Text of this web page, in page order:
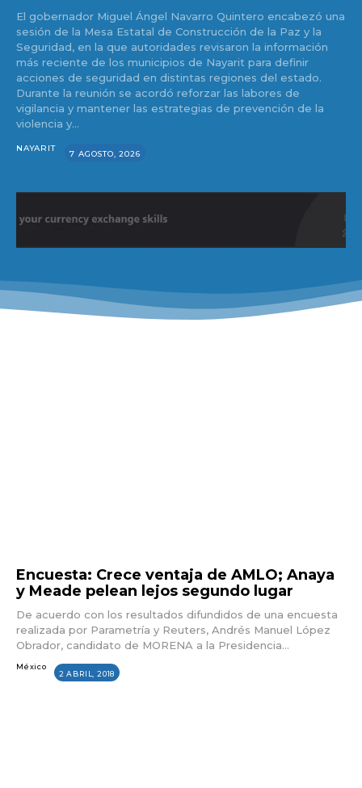
El gobernador Miguel Ángel Navarro Quintero encabezó una
sesión de la Mesa Estatal de Construcción de la Paz y la
Seguridad, en la que autoridades revisaron la información
más reciente de los municipios de Nayarit para definir
acciones de seguridad en distintas regiones del estado.
Durante la reunión se acordó reforzar las labores de
vigilancia y mantener las estrategias de prevención de la
violencia y...
NAYARIT
7 AGOSTO, 2026
Encuesta: Crece ventaja de AMLO; Anaya
y Meade pelean lejos segundo lugar
De acuerdo con los resultados difundidos de una encuesta
realizada por Parametría y Reuters, Andrés Manuel López
Obrador, candidato de MORENA a la Presidencia...
México
2 ABRIL, 2018